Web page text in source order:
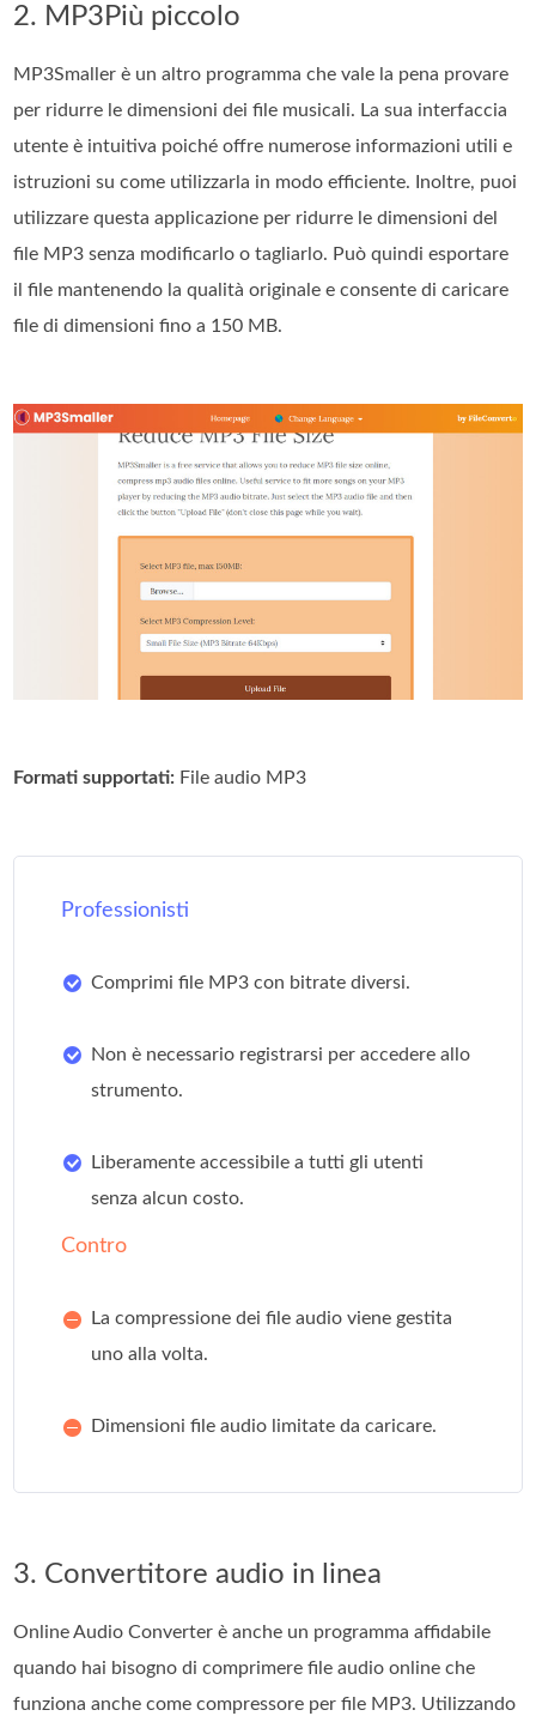
2. MP3Più piccolo
MP3Smaller è un altro programma che vale la pena provare
per ridurre le dimensioni dei file musicali. La sua interfaccia
utente è intuitiva poiché offre numerose informazioni utili e
istruzioni su come utilizzarla in modo efficiente. Inoltre, puoi
utilizzare questa applicazione per ridurre le dimensioni del
file MP3 senza modificarlo o tagliarlo. Può quindi esportare
il file mantenendo la qualità originale e consente di caricare
file di dimensioni fino a 150 MB.
Formati supportati: File audio MP3
Professionisti
Comprimi file MP3 con bitrate diversi.
Non è necessario registrarsi per accedere allo
strumento.
Liberamente accessibile a tutti gli utenti
senza alcun costo.
Contro
La compressione dei file audio viene gestita
uno alla volta.
Dimensioni file audio limitate da caricare.
3. Convertitore audio in linea
Online Audio Converter è anche un programma affidabile
quando hai bisogno di comprimere file audio online che
funziona anche come compressore per file MP3. Utilizzando